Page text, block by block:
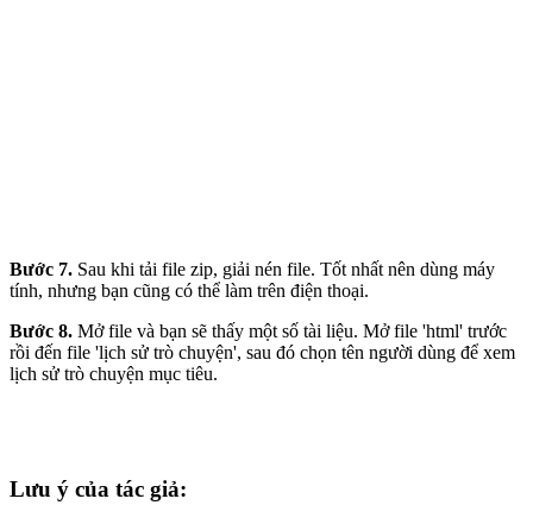
Bước 7. Sau khi tải file zip, giải nén file. Tốt nhất nên dùng máy
tính, nhưng bạn cũng có thể làm trên điện thoại.
Bước 8. Mở file và bạn sẽ thấy một số tài liệu. Mở file 'html' trước
rồi đến file 'lịch sử trò chuyện', sau đó chọn tên người dùng để xem
lịch sử trò chuyện mục tiêu.
Lưu ý của tác giả: